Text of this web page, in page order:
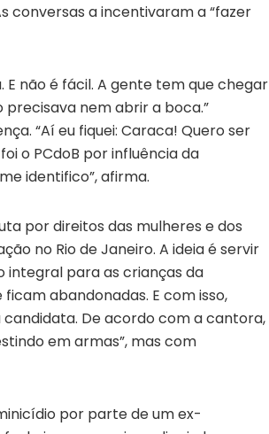
conversas a incentivaram a “fazer
não é fácil. A gente tem que chegar
precisava nem abrir a boca.”
“Aí eu fiquei: Caraca! Quero ser
o PCdoB por influência da
identifico”, afirma.
por direitos das mulheres e dos
no Rio de Janeiro. A ideia é servir
integral para as crianças da
abandonadas. E com isso,
De acordo com a cantora,
em armas”, mas com
por parte de um ex-